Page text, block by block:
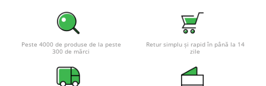
Acumulatori VRLA AGM/GEL /
Tractiune / LiFePo4
Baterii si acumulatori gel si VRLA
Baterii si acumulatori AGM VRLA
Peste 4000 de produse de la peste
300 de mărci
Retur simplu și rapid în până la 14
zile